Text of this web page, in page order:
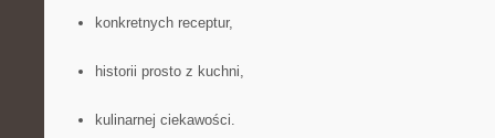
konkretnych receptur,
historii prosto z kuchni,
kulinarnej ciekawości.